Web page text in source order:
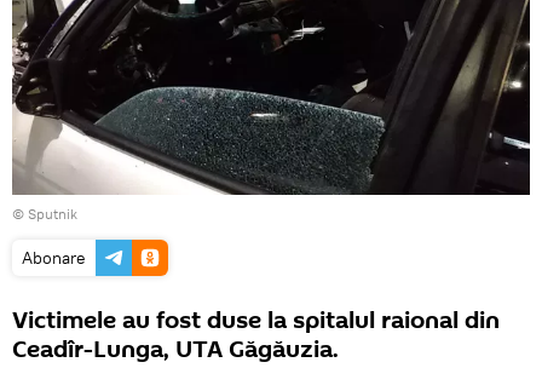
© Sputnik
Abonare
Victimele au fost duse la spitalul raional din
Ceadîr-Lunga, UTA Găgăuzia.